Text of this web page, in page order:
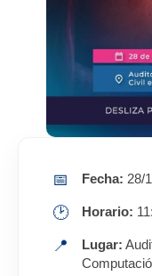
📅 Fecha: 28/
🕑 Horario:
📍 Lugar: